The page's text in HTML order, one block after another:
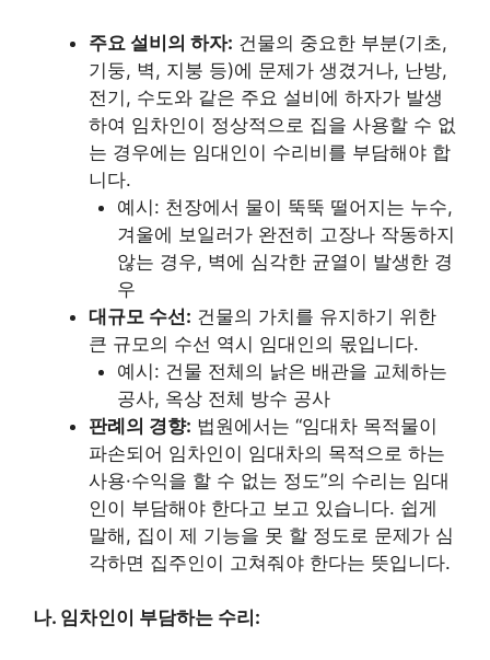
주요 설비의 하자: 건물의 중요한 부분(기초,
기둥, 벽, 지붕 등)에 문제가 생겼거나, 난방,
전기, 수도와 같은 주요 설비에 하자가 발생
하여 임차인이 정상적으로 집을 사용할 수 없
는 경우에는 임대인이 수리비를 부담해야 합
니다.
예시: 천장에서 물이 뚝뚝 떨어지는 누수,
겨울에 보일러가 완전히 고장나 작동하지
않는 경우, 벽에 심각한 균열이 발생한 경
우
대규모 수선: 건물의 가치를 유지하기 위한
큰 규모의 수선 역시 임대인의 몫입니다.
예시: 건물 전체의 낡은 배관을 교체하는
공사, 옥상 전체 방수 공사
판례의 경향: 법원에서는 “임대차 목적물이
파손되어 임차인이 임대차의 목적으로 하는
사용·수익을 할 수 없는 정도”의 수리는 임대
인이 부담해야 한다고 보고 있습니다. 쉽게
말해, 집이 제 기능을 못 할 정도로 문제가 심
각하면 집주인이 고쳐줘야 한다는 뜻입니다.
나. 임차인이 부담하는 수리: